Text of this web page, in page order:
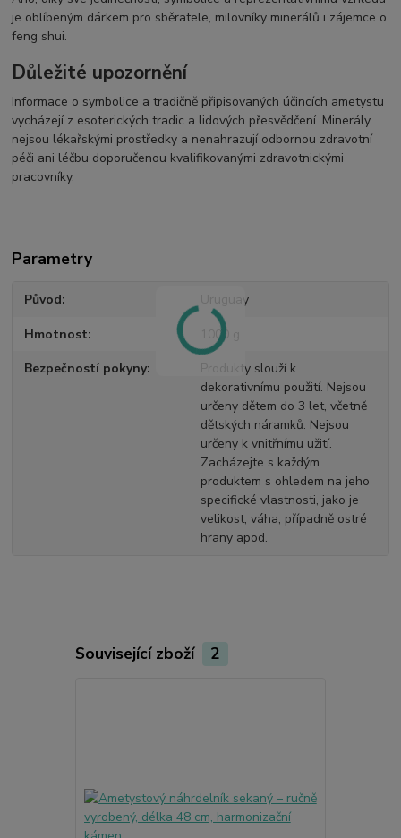
je oblíbeným dárkem pro sběratele, milovníky minerálů i zájemce o
feng shui.
Důležité upozornění
Informace o symbolice a tradičně připisovaných účincích ametystu
vycházejí z esoterických tradic a lidových přesvědčení. Minerály
nejsou lékařskými prostředky a nenahrazují odbornou zdravotní
péči ani léčbu doporučenou kvalifikovanými zdravotnickými
pracovníky.
Parametry
Původ Uruguay
Hmotnost 1000 g
Bezpečností pokyny
Produkty slouží k
dekorativnímu použití. Nejsou
určeny dětem do 3 let, včetně
dětských náramků. Nejsou
určeny k vnitřnímu užití.
Zacházejte s každým
produktem s ohledem na jeho
specifické vlastnosti, jako je
velikost, váha, případně ostré
hrany apod.
Související zboží 2